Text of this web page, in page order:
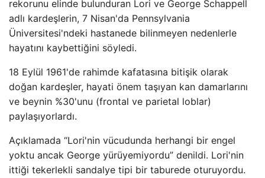
rekorunu elinde bulunduran Lori ve George Schappell
adlı kardeşlerin, 7 Nisan'da Pennsylvania
Üniversitesi'ndeki hastanede bilinmeyen nedenlerle
hayatını kaybettiğini söyledi.
18 Eylül 1961'de rahimde kafatasına bitişik olarak
doğan kardeşler, hayati önem taşıyan kan damarlarını
ve beynin %30'unu (frontal ve parietal loblar)
paylaşıyorlardı.
Açıklamada “Lori'nin vücudunda herhangi bir engel
yoktu ancak George yürüyemiyordu” denildi. Lori'nin
ittiği tekerlekli sandalye tipi bir taburede oturuyordu.